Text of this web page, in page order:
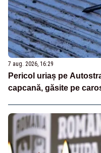
7 aug. 2026, 16:29
Pericol uriaș pe
capcană, găsite pe